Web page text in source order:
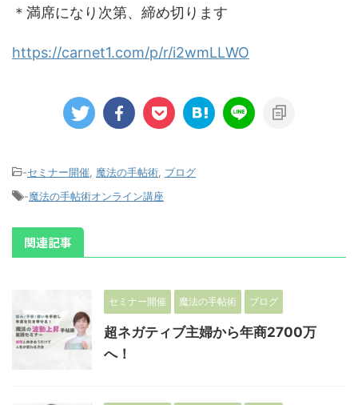
＊満席になり次第、締め切ります
https://carnet1.com/p/r/i2wmLLWO
-セミナー開催 魔法の手帖術 ブログ
-魔法の手帖術オンライン講座
関連記事
セミナー開催 魔法の手帖術 ブログ
超ネガティブ主婦から年商2700万
へ！